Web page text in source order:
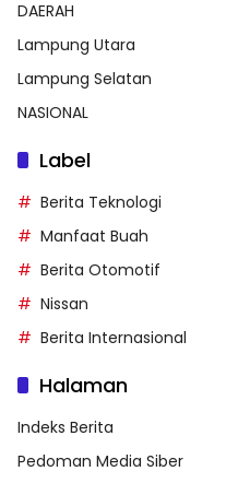
DAERAH
Lampung Utara
Lampung Selatan
NASIONAL
Label
Berita Teknologi
Manfaat Buah
Berita Otomotif
Nissan
Berita Internasional
Halaman
Indeks Berita
Pedoman Media Siber